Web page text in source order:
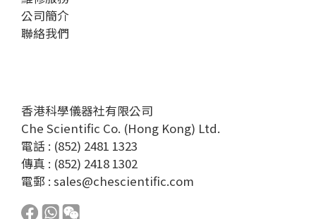
公司簡介
聯絡我們
香港科學儀器社有限公司
Che Scientific Co. (Hong Kong) Ltd.
電話 : (852) 2481 1323
傳真 : (852) 2418 1302
電郵 : sales@chescientific.com